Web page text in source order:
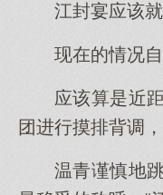
江封宴应该
现在的情况
应该算是近
团进行摸排背调
温青谨慎地